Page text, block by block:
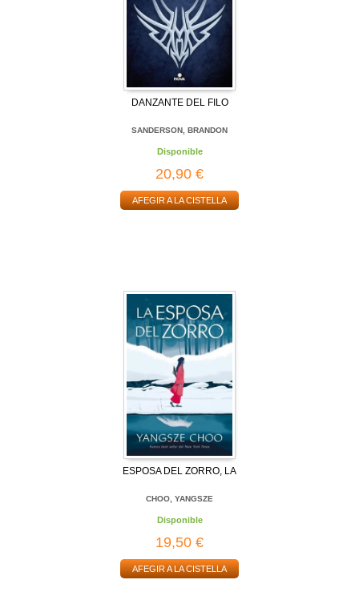
DANZANTE DEL FILO
SANDERSON, BRANDON
Disponible
20,90 €
AFEGIR A LA CISTELLA
ESPOSA DEL ZORRO, LA
CHOO, YANGSZE
Disponible
19,50 €
AFEGIR A LA CISTELLA